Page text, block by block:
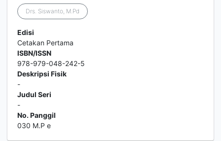
Drs. Siswanto, M.Pd
Edisi
Cetakan Pertama
ISBN/ISSN
978-979-048-242-5
Deskripsi Fisik
-
Judul Seri
-
No. Panggil
030 M.P e